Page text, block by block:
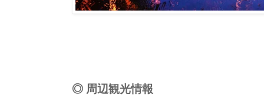
◎ 周辺観光情報